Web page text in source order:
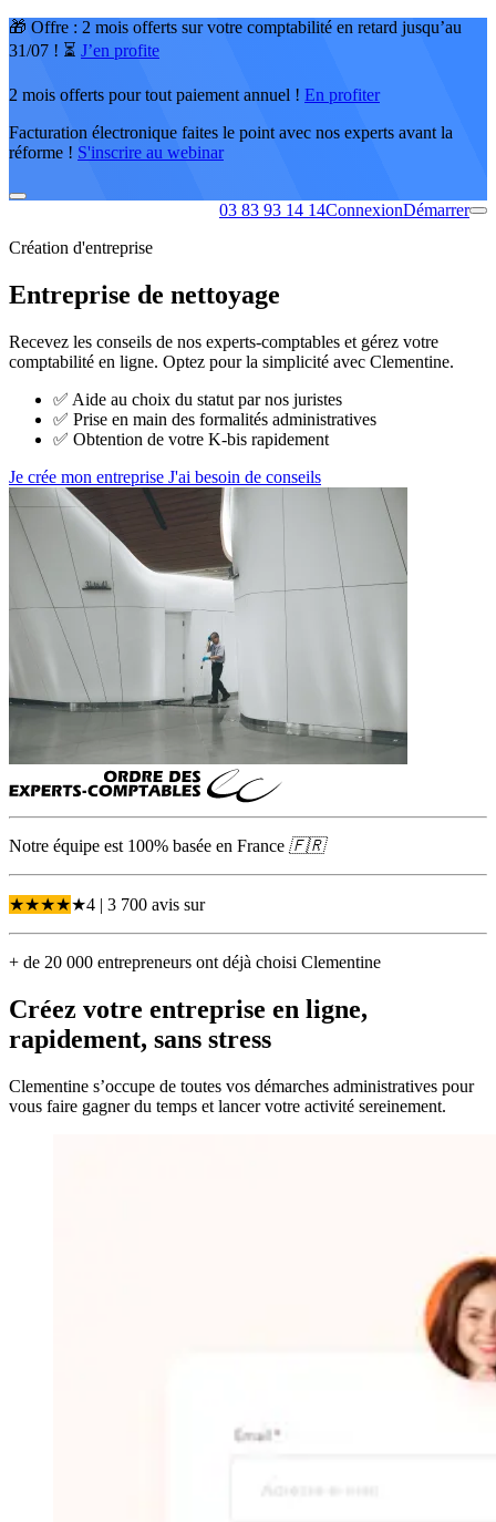
🎁 Offre : 2 mois offerts sur votre comptabilité en retard jusqu’au
31/07 ! ⏳ J’en profite
2 mois offerts pour tout paiement annuel ! En profiter
Facturation électronique faites le point avec nos experts avant la
réforme ! S'inscrire au webinar
03 83 93 14 14ConnexionDémarrer
Création d'entreprise
Entreprise de nettoyage
Recevez les conseils de nos experts-comptables et gérez votre
comptabilité en ligne. Optez pour la simplicité avec Clementine.
✅ Aide au choix du statut par nos juristes
✅ Prise en main des formalités administratives
✅ Obtention de votre K-bis rapidement
Je crée mon entreprise J'ai besoin de conseils
Notre équipe est 100% basée en France 🇫🇷
★★★★★4 | 3 700 avis sur
+ de 20 000 entrepreneurs ont déjà choisi Clementine
Créez votre entreprise en ligne,
rapidement, sans stress
Clementine s’occupe de toutes vos démarches administratives pour
vous faire gagner du temps et lancer votre activité sereinement.